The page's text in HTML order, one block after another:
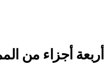
أربعة أجزاء من